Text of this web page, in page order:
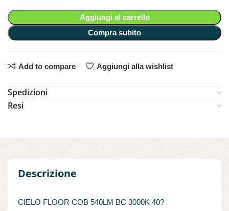
Aggiungi al carrello
Compra subito
Add to compare Aggiungi alla wishlist
Spedizioni
Resi
Descrizione
CIELO FLOOR COB 540LM BC 3000K 40?